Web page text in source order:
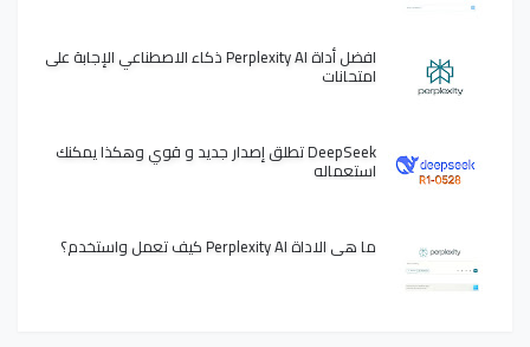
افضل أداة Perplexity AI ذكاء الاصطناعي الإجابة على
امتحانات
DeepSeek تطلق إصدار جديد و قوي وهكذا يمكنك
استعماله
ما هي الاداة Perplexity AI كيف تعمل واستخدم؟